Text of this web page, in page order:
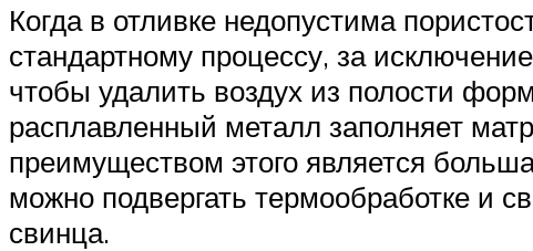
Когда в отливке недопустима
стандартному процессу, за
чтобы удалить воздух из полости
расплавленный металл заполняет
преимуществом этого является
можно подвергать термообработке и
свинца.